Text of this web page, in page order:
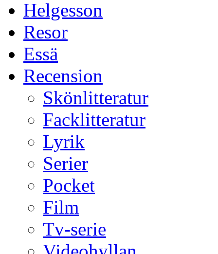
Helgesson
Resor
Essä
Recension
Skönlitteratur
Facklitteratur
Lyrik
Serier
Pocket
Film
Tv-serie